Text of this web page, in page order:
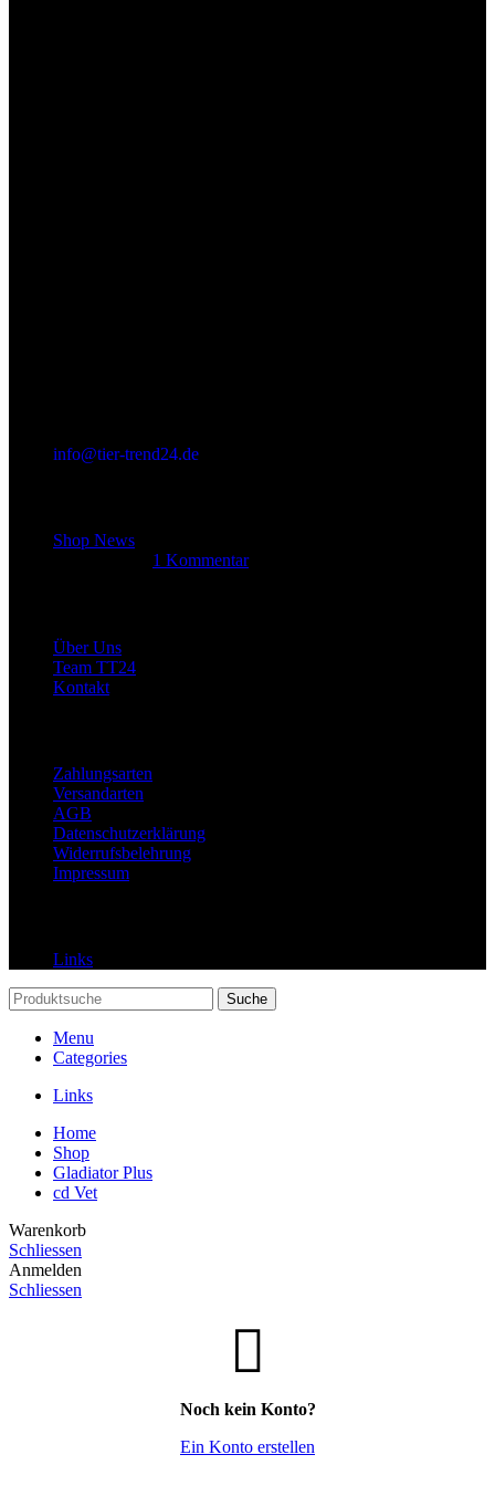
info@tier-trend24.de
Shop News
1 Kommentar
Über Uns
Team TT24
Kontakt
Zahlungsarten
Versandarten
AGB
Datenschutzerklärung
Widerrufsbelehrung
Impressum
Links
Suche
Menu
Categories
Links
Home
Shop
Gladiator Plus
cd Vet
Warenkorb
Schliessen
Anmelden
Schliessen
Noch kein Konto?
Ein Konto erstellen